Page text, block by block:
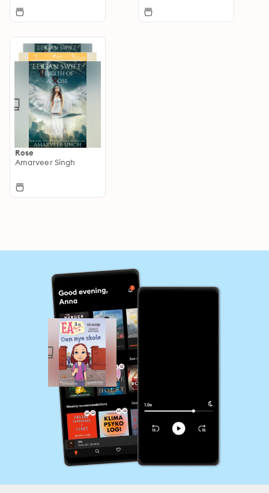
Rose
Amarveer Singh